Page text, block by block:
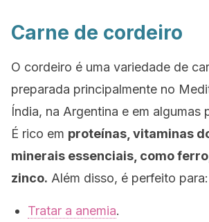
Carne de cordeiro
O cordeiro é uma variedade de
preparada principalmente no
Índia, na Argentina e em algumas
É rico em proteínas, vitaminas
minerais essenciais, como
zinco. Além disso, é perfeito para:
Tratar a anemia.